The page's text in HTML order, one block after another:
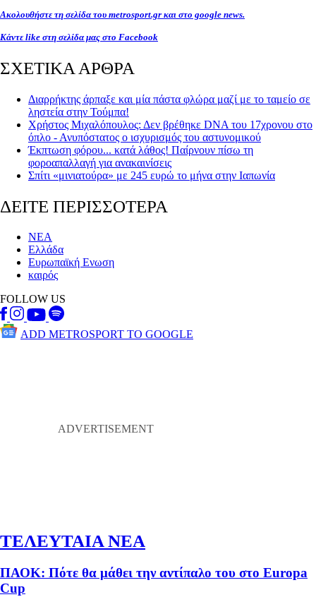
Ακολουθήστε τη σελίδα του metrosport.gr και στο google news.
Κάντε like στη σελίδα μας στο Facebook
ΣΧΕΤΙΚΑ ΑΡΘΡΑ
Διαρρήκτης άρπαξε και μία πάστα φλώρα μαζί με το ταμείο σε
ληστεία στην Τούμπα!
Χρήστος Μιχαλόπουλος: Δεν βρέθηκε DNA του 17χρονου στο
όπλο - Ανυπόστατος ο ισχυρισμός του αστυνομικού
Έκπτωση φόρου... κατά λάθος! Παίρνουν πίσω τη
φοροαπαλλαγή για ανακαινίσεις
Σπίτι «μινιατούρα» με 245 ευρώ το μήνα στην Ιαπωνία
ΔΕΙΤΕ ΠΕΡΙΣΣΟΤΕΡΑ
ΝΕΑ
Ελλάδα
Ευρωπαϊκή Ενωση
καιρός
FOLLOW US
ADD METROSPORT TO GOOGLE
ΤΕΛΕΥΤΑΙΑ ΝΕΑ
ΠΑΟΚ: Πότε θα μάθει την αντίπαλο του στο Europa
Cup